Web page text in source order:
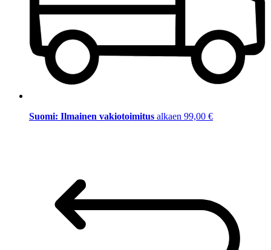
Suomi: Ilmainen vakiotoimitus alkaen 99,00 €